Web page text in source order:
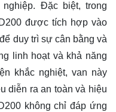
Đặc biệt, trong
được tích hợp vào
duy trì sự cân bằng và
linh hoạt và khả năng
khắc nghiệt, van này
diễn ra an toàn và hiệu
không chỉ đáp ứng